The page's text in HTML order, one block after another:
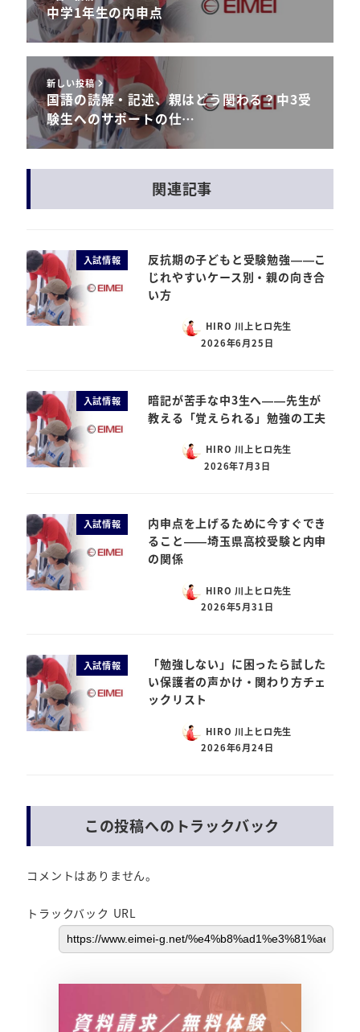
中学1年生の内申点
新しい投稿
国語の読解・記述、親はどう関わる？中3受
験生へのサポートの仕…
関連記事
入試情報
反抗期の子どもと受験勉強——こ
じれやすいケース別・親の向き合
い方
HIRO 川上ヒロ先生
2026年6月25日
入試情報
暗記が苦手な中3生へ——先生が
教える「覚えられる」勉強の工夫
HIRO 川上ヒロ先生
2026年7月3日
入試情報
内申点を上げるために今すぐでき
ること——埼玉県高校受験と内申
の関係
HIRO 川上ヒロ先生
2026年5月31日
入試情報
「勉強しない」に困ったら試した
い保護者の声かけ・関わり方チェ
ックリスト
HIRO 川上ヒロ先生
2026年6月24日
この投稿へのトラックバック
コメントはありません。
トラックバック URL